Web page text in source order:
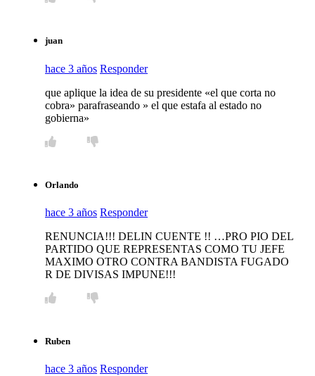
juan
hace 3 años Responder
que aplique la idea de su presidente «el que corta no
cobra» parafraseando » el que estafa al estado no
gobierna»
Orlando
hace 3 años Responder
RENUNCIA!!! DELIN CUENTE !! …PRO PIO DEL
PARTIDO QUE REPRESENTAS COMO TU JEFE
MAXIMO OTRO CONTRA BANDISTA FUGADO
R DE DIVISAS IMPUNE!!!
Ruben
hace 3 años Responder